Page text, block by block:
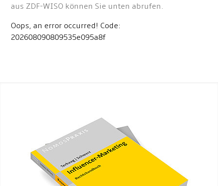
aus ZDF-WISO können Sie unten abrufen.
Oops, an error occurred! Code:
202608090809535e095a8f